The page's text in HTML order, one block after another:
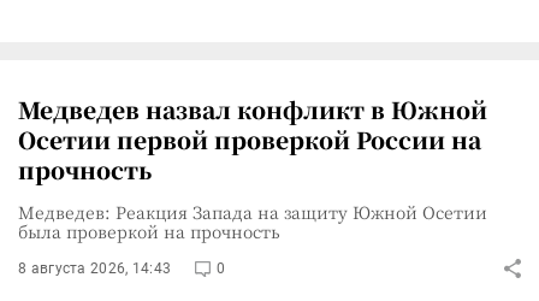
Медведев назвал конфликт в Южной
Осетии первой проверкой России на
прочность
Медведев: Реакция Запада на защиту Южной Осетии
была проверкой на прочность
8 августа 2026, 14:43 0